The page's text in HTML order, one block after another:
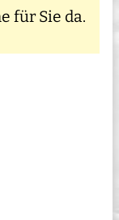
für Sie da.